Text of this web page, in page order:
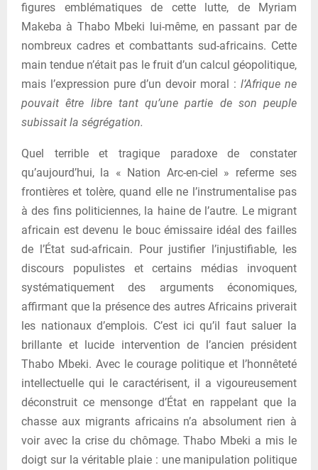
figures emblématiques de cette lutte, de Myriam
Makeba à Thabo Mbeki lui-même, en passant par de
nombreux cadres et combattants sud-africains. Cette
main tendue n’était pas le fruit d’un calcul géopolitique,
mais l’expression pure d’un devoir moral : l’Afrique ne
pouvait être libre tant qu’une partie de son peuple
subissait la ségrégation.
Quel terrible et tragique paradoxe de constater
qu’aujourd’hui, la « Nation Arc-en-ciel » referme ses
frontières et tolère, quand elle ne l’instrumentalise pas
à des fins politiciennes, la haine de l’autre. Le migrant
africain est devenu le bouc émissaire idéal des failles
de l’État sud-africain. Pour justifier l’injustifiable, les
discours populistes et certains médias invoquent
systématiquement des arguments économiques,
affirmant que la présence des autres Africains priverait
les nationaux d’emplois. C’est ici qu’il faut saluer la
brillante et lucide intervention de l’ancien président
Thabo Mbeki. Avec le courage politique et l’honnêteté
intellectuelle qui le caractérisent, il a vigoureusement
déconstruit ce mensonge d’État en rappelant que la
chasse aux migrants africains n’a absolument rien à
voir avec la crise du chômage. Thabo Mbeki a mis le
doigt sur la véritable plaie : une manipulation politique